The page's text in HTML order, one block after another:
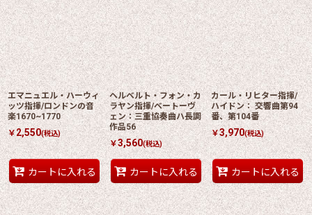
エマニュエル・ハーウィ
ッツ指揮/ロンドンの音
楽1670~1770
￥2,550(税込)
カートに入れる
ヘルベルト・フォン・カ
ラヤン指揮/ベートーヴ
ェン：三重協奏曲ハ長調
作品56
￥3,560(税込)
カートに入れる
カール・リヒター指揮/
ハイドン： 交響曲第94
番、第104番
￥3,970(税込)
カートに入れる